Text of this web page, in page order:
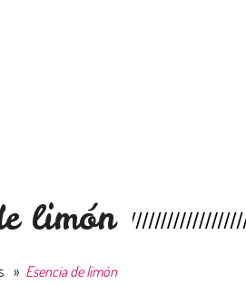
limón
» Esencia de limón